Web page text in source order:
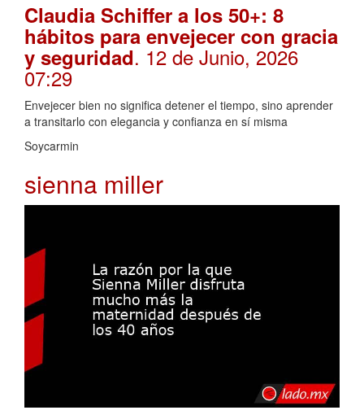
Claudia Schiffer a los 50+: 8
hábitos para envejecer con gracia
y seguridad. 12 de Junio, 2026
07:29
Envejecer bien no significa detener el tiempo, sino aprender
a transitarlo con elegancia y confianza en sí misma
Soycarmin
sienna miller